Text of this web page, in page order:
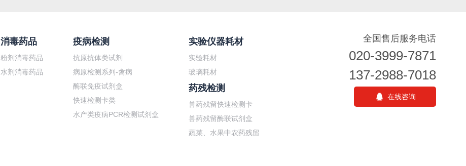
消毒药品
粉剂消毒药品
水剂消毒药品
疫病检测
抗原抗体类试剂
病原检测系列-禽病
酶联免疫试剂盒
快速检测卡类
水产类疫病PCR检测试剂盒
实验仪器耗材
实验耗材
玻璃耗材
药残检测
兽药残留快速检测卡
兽药残留酶联试剂盒
蔬菜、水果中农药残留
全国售后服务电话
020-3999-7871
137-2988-7018
在线咨询